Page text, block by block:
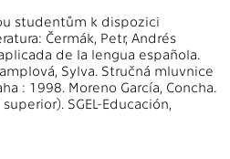
studentům k dispozici
Čermák, Petr, Andrés
de la lengua española.
Sylva. Stručná mluvnice
: 1998. Moreno García, Concha.
SGEL-Educación,